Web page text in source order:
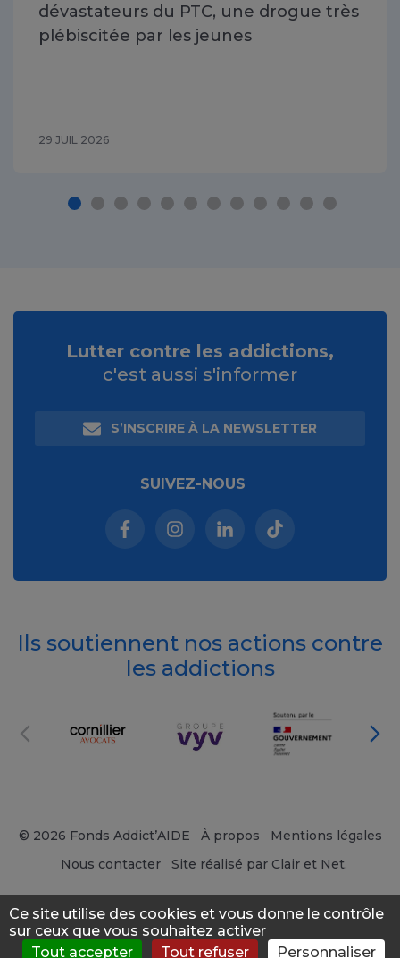
dévastateurs du PTC, une drogue très
plébiscitée par les jeunes
29 JUIL 2026
Lutter contre les addictions,
c'est aussi s'informer
S’INSCRIRE À LA NEWSLETTER
SUIVEZ-NOUS
Facebook (nouvelle fenêtre)
Instagram (nouvelle fenêtre)
Linkedin (nouvelle
Tiktok (nouvelle
Ils soutiennent nos actions contre
les addictions
© 2026 Fonds Addict’AIDE À propos
Mentions légales
Nous contacter
Site réalisé par Clair et Net.
Ce site utilise des cookies et vous donne le contrôle
sur ceux que vous souhaitez activer
Tout accepter
Tout refuser Personnaliser